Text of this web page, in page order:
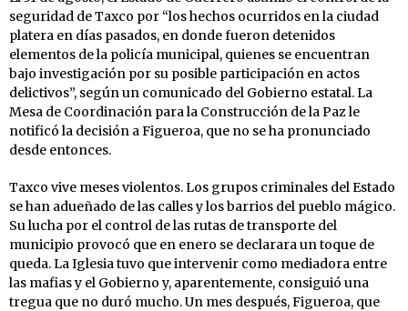
seguridad de Taxco por “los hechos ocurridos en la ciudad
platera en días pasados, en donde fueron detenidos
elementos de la policía municipal, quienes se encuentran
bajo investigación por su posible participación en actos
delictivos”, según un comunicado del Gobierno estatal. La
Mesa de Coordinación para la Construcción de la Paz le
notificó la decisión a Figueroa, que no se ha pronunciado
desde entonces.
Taxco vive meses violentos. Los grupos criminales del Estado
se han adueñado de las calles y los barrios del pueblo mágico.
Su lucha por el control de las rutas de transporte del
municipio provocó que en enero se declarara un toque de
queda. La Iglesia tuvo que intervenir como mediadora entre
las mafias y el Gobierno y, aparentemente, consiguió una
tregua que no duró mucho. Un mes después, Figueroa, que